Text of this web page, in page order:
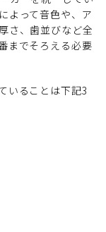
よって音色や、ア
さ、歯並びなど全
までそろえる必要
いることは下記3